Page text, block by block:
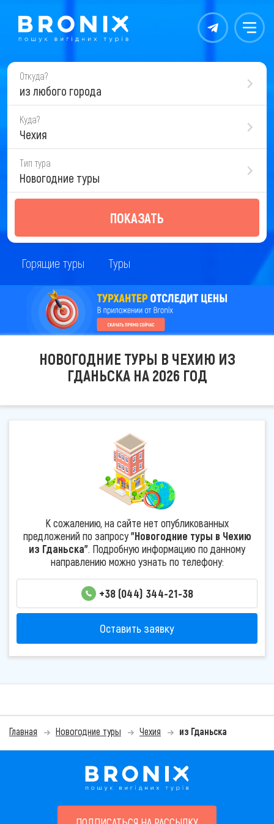
Контакты Меню
Откуда?
из любого города
Куда?
Чехия
Тип тура
Новогодние туры
ПОКАЗАТЬ
Горящие туры Туры
НОВОГОДНИЕ ТУРЫ В ЧЕХИЮ ИЗ
ГДАНЬСКА НА 2026 ГОД
К сожалению, на сайте нет опубликованных
предложений по запросу"Новогодние туры в Чехию
из Гданьска". Подробную информацию по данному
направлению можно узнать по телефону:
+38 (044) 344-21-38
Оставить заявку
Главная Новогодние туры Чехия из Гданьска